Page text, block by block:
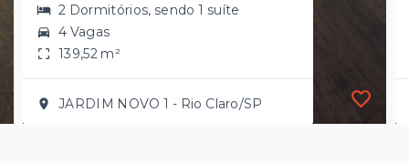
2 Dormitórios, sendo 1 suíte
4 Vagas
139,52 m²
JARDIM NOVO 1 - Rio Claro/SP